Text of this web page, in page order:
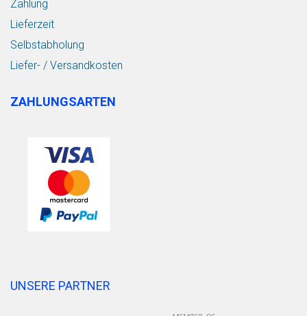
Zahlung
Lieferzeit
Selbstabholung
Liefer- / Versandkosten
ZAHLUNGSARTEN
UNSERE PARTNER